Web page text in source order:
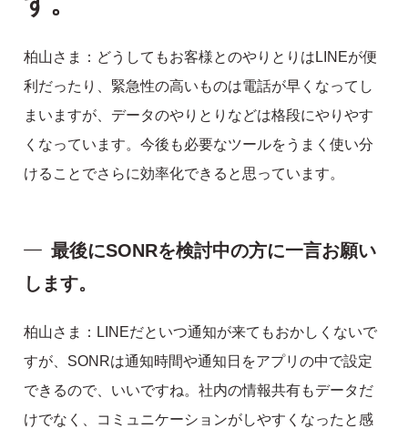
柏山さま：どうしてもお客様とのやりとりはLINEが便
利だったり、緊急性の高いものは電話が早くなってし
まいますが、データのやりとりなどは格段にやりやす
くなっています。今後も必要なツールをうまく使い分
けることでさらに効率化できると思っています。
最後にSONRを検討中の方に一言お願い
します。
柏山さま：LINEだといつ通知が来てもおかしくないで
すが、SONRは通知時間や通知日をアプリの中で設定
できるので、いいですね。社内の情報共有もデータだ
けでなく、コミュニケーションがしやすくなったと感